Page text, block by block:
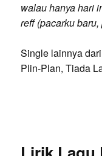
walau hanya hari
reff (pacarku
Single lainnya
Plin-Plan, Tiada